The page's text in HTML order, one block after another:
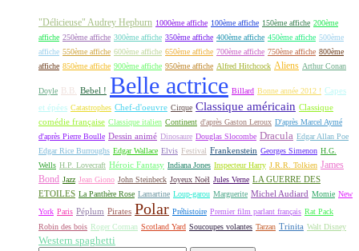
"Délicieuse" Audrey Hepburn 1000ème affiche 100ème affiche 150ème affiche 200ème
affiche 250ème affiche 300ème affiche 350ème affiche 400ème affiche 450ème affiche 500ème
affiche 550ème affiche 600ème affiche 650ème affiche 700ème affiche 750ème affiche 800ème
affiche 850ème affiche 900ème affiche 950ème affiche Alfred Hitchcock Aliens Arthur Conan
Doyle B.B. Bebel ! Belle actrice Billard Bonne année 2012 ! Capes
et épées Catastrophes Chef-d'oeuvre Cirque Classique américain Classique
comédie française Classique italien Continent d'après Gaston Leroux D'après Marcel Aymé
d'après Pierre Boulle Dessin animé Dinosaure Douglas Slocombe Dracula Edgar Allan Poe
Edgar Rice Burroughs Edgar Wallace Elvis Festival Frankenstein Georges Simenon H.G.
Wells H.P. Lovecraft Héroic Fantasy Indiana Jones Inspecteur Harry J.R.R. Tolkien James
Bond Jazz Jean Giono John Steinbeck Joyeux Noël Jules Verne LA GUERRE DES
ETOILES La Panthère Rose Lamartine Loup-garou Marguerite Michel Audiard Momie New
York Paris Péplum Pirates Polar Préhistoire Premier film parlant français Rat Pack
Robin des bois Roger Corman Scotland Yard Soucoupes volantes Tarzan Trinita Walt Disney
Western spaghetti